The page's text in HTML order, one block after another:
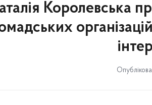
Королевська